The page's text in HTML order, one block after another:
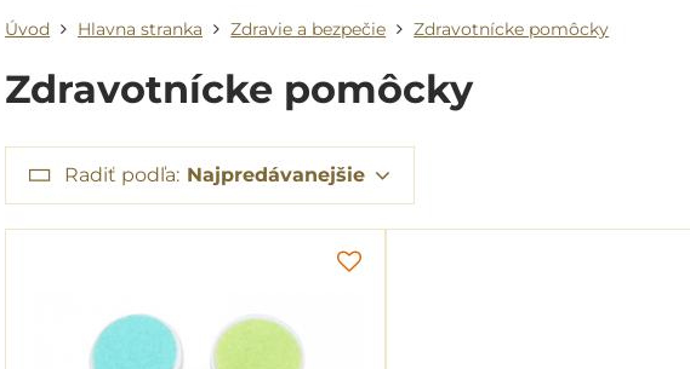
Úvod Hlavna stranka Zdravie a bezpečie Zdravotnícke pomôcky
Zdravotnícke pomôcky
Radiť podľa: Najpredávanejšie